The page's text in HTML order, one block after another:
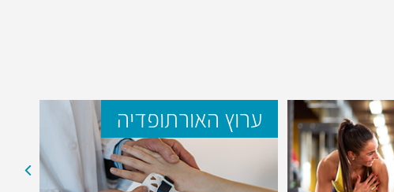
ערוץ האורתופדיה